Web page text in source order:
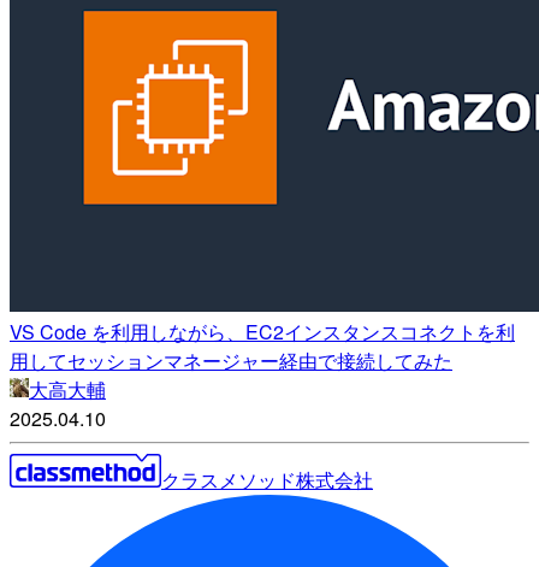
VS Code を利用しながら、EC2インスタンスコネクトを利
用してセッションマネージャー経由で接続してみた
大高大輔
2025.04.10
クラスメソッド株式会社